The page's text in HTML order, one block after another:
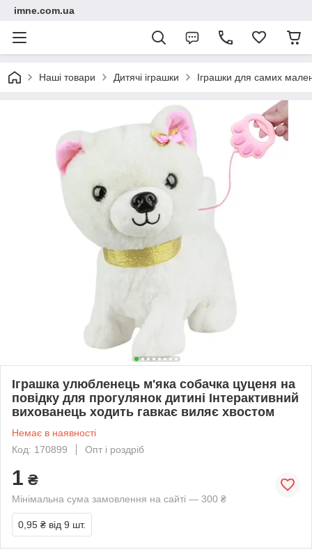
imne.com.ua
Наші товари Дитячі іграшки Іграшки для самих
Іграшка улюбленець м'яка собачка цуценя на
повідку для прогулянок дитині Інтерактивний
вихованець ходить гавкає виляє хвостом
Немає в наявності
Код: 170899
Опт і роздріб
1 ₴
Мінімальна сума замовлення на сайті — 300 ₴
0,95 ₴ від 9 шт.